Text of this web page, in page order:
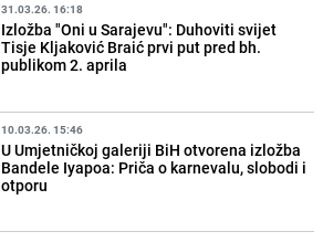
31.03.26. 16:18
Izložba "Oni u Sarajevu": Duhoviti svijet
Tisje Kljaković Braić prvi put pred bh.
publikom 2. aprila
10.03.26. 15:46
U Umjetničkoj galeriji BiH otvorena izložba
Bandele Iyapoa: Priča o karnevalu, slobodi i
otporu